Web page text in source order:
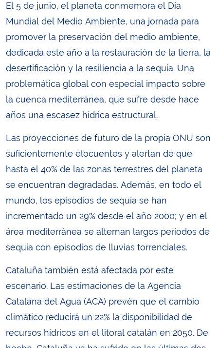
El 5 de junio, el planeta conmemora el Día
Mundial del Medio Ambiente, una jornada para
promover la preservación del medio ambiente,
dedicada este año a la restauración de la tierra, la
desertificación y la resiliencia a la sequía. Una
problemática global con especial impacto sobre
la cuenca mediterránea, que sufre desde hace
años una escasez hídrica estructural.
Las proyecciones de futuro de la propia ONU son
suficientemente elocuentes y alertan de que
hasta el 40% de las zonas terrestres del planeta
se encuentran degradadas. Además, en todo el
mundo, los episodios de sequía se han
incrementado un 29% desde el año 2000; y en el
área mediterránea se alternan largos períodos de
sequía con episodios de lluvias torrenciales.
Cataluña también está afectada por este
escenario. Las estimaciones de la Agencia
Catalana del Agua (ACA) prevén que el cambio
climático reducirá un 22% la disponibilidad de
recursos hídricos en el litoral catalán en 2050. De